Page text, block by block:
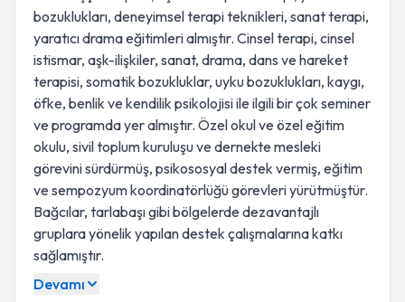
bozuklukları, deneyimsel terapi teknikleri, sanat terapi,
yaratıcı drama eğitimleri almıştır. Cinsel terapi, cinsel
istismar, aşk-ilişkiler, sanat, drama, dans ve hareket
terapisi, somatik bozukluklar, uyku bozuklukları, kaygı,
öfke, benlik ve kendilik psikolojisi ile ilgili bir çok seminer
ve programda yer almıştır. Özel okul ve özel eğitim
okulu, sivil toplum kuruluşu ve dernekte mesleki
görevini sürdürmüş, psikososyal destek vermiş, eğitim
ve sempozyum koordinatörlüğü görevleri yürütmüştür.
Bağcılar, tarlabaşı gibi bölgelerde dezavantajlı
gruplara yönelik yapılan destek çalışmalarına katkı
sağlamıştır.
Devamı